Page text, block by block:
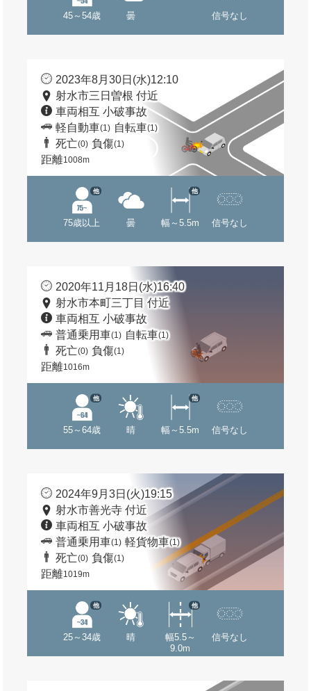
45～54歳 曇 信号なし
2023年8月30日(水)12:10
射水市三日曽根 付近
車両相互 小破事故
軽自動車(1) 自転車(1)
死亡(0) 負傷(1)
距離1008m
75歳以上
他
曇 幅～5.5m
他
信号なし
2020年11月18日(水)16:40
射水市本町三丁目 付近
車両相互 小破事故
普通乗用車(1) 自転車(1)
死亡(0) 負傷(1)
距離1016m
55～64歳
他
晴 幅～5.5m
他
信号なし
2024年9月3日(火)19:15
射水市善光寺 付近
車両相互 小破事故
普通乗用車(1) 軽貨物車(1)
死亡(0) 負傷(1)
距離1019m
25～34歳
他
晴
幅5.5～
9.0m
他
信号なし